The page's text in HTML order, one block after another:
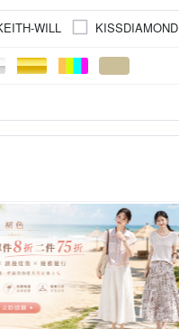
WILL KISSDIAMOND
RINKA 梨卡 初色